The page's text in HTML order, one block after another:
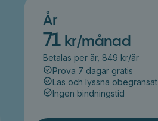
År
71 kr/månad
Betalas per år, 849 kr/år
Prova 7 dagar gratis
Läs och lyssna obegränsat
Ingen bindningstid